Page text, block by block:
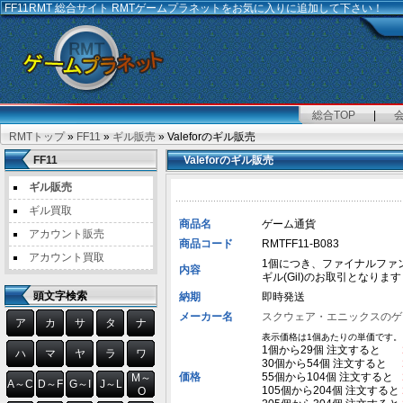
FF11RMT総合サイト RMTゲームプラネットをお気に入りに追加して下さい！
総合TOP |
RMTトップ » FF11 » ギル販売 » Valeforのギル販売
FF11
ギル販売
ギル買取
アカウント販売
アカウント買取
頭文字検索
ア カ サ タ ナ
ハ マ ヤ ラ ワ
A～C D～F G～I J～L
M～
O
Valeforのギル販売
商品名
ゲーム通貨
商品コード
RMTFF11-B083
内容
1個につき、ファイナルフ
ギル(Gil)のお取引となります
納期
即時発送
メーカー名
スクウェア・エニックスの
価格
表示価格は1個あたりの単価です。
1個から29個 注文すると
30個から54個 注文すると
55個から104個 注文すると
105個から204個 注文すると